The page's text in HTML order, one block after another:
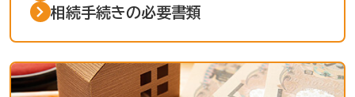
相続手続きの必要書類